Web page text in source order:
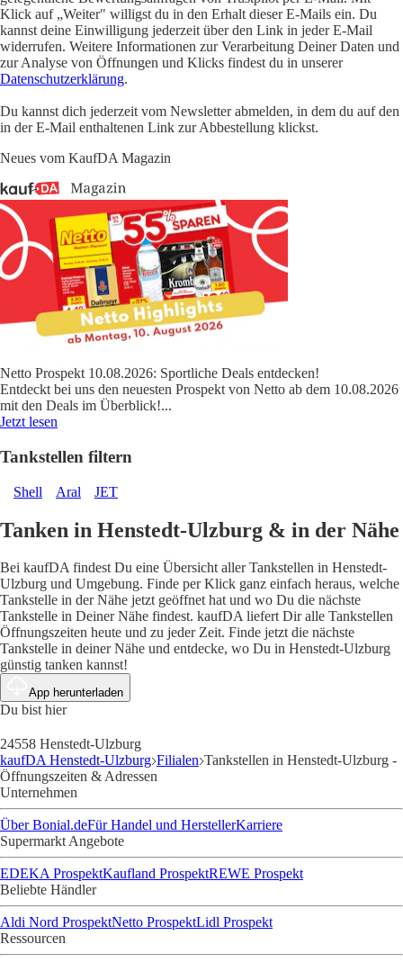
Klick auf „Weiter" willigst du in den Erhalt dieser E-Mails ein. Du
kannst deine Einwilligung jederzeit über den Link in jeder E-Mail
widerrufen. Weitere Informationen zur Verarbeitung Deiner Daten und
zur Analyse von Öffnungen und Klicks findest du in unserer
Datenschutzerklärung.
Du kannst dich jederzeit vom Newsletter abmelden, in dem du auf den
in der E-Mail enthaltenen Link zur Abbestellung klickst.
Neues vom KaufDA Magazin
Netto Prospekt 10.08.2026: Sportliche Deals entdecken!
Entdeckt bei uns den neuesten Prospekt von Netto ab dem 10.08.2026
mit den Deals im Überblick!...
Jetzt lesen
Tankstellen filtern
Shell Aral JET
Tanken in Henstedt-Ulzburg & in der Nähe
Bei kaufDA findest Du eine Übersicht aller Tankstellen in Henstedt-
Ulzburg und Umgebung. Finde per Klick ganz einfach heraus, welche
Tankstelle in der Nähe jetzt geöffnet hat und wo Du die nächste
Tankstelle in Deiner Nähe findest. kaufDA liefert Dir alle Tankstellen
Öffnungszeiten heute und zu jeder Zeit. Finde jetzt die nächste
Tankstelle in deiner Nähe und entdecke, wo Du in Henstedt-Ulzburg
günstig tanken kannst!
App herunterladen
Du bist hier
24558 Henstedt-Ulzburg
kaufDA Henstedt-Ulzburg Filialen Tankstellen in Henstedt-Ulzburg -
Öffnungszeiten & Adressen
Unternehmen
Über Bonial.deFür Handel und HerstellerKarriere
Supermarkt Angebote
EDEKA ProspektKaufland ProspektREWE Prospekt
Beliebte Händler
Aldi Nord ProspektNetto ProspektLidl Prospekt
Ressourcen